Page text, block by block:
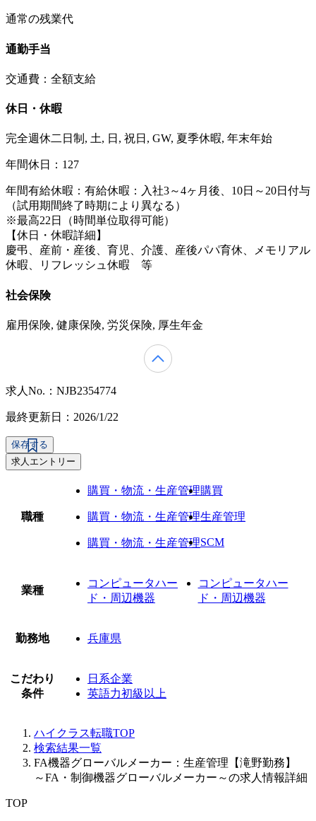
通常の残業代
通勤手当
交通費：全額支給
休日・休暇
完全週休二日制, 土, 日, 祝日, GW, 夏季休暇, 年末年始
年間休日：127
年間有給休暇：有給休暇：入社3～4ヶ月後、10日～20日付与
（試用期間終了時期により異なる）
※最高22日（時間単位取得可能）
【休日・休暇詳細】
慶弔、産前・産後、育児、介護、産後パパ育休、メモリアル
休暇、リフレッシュ休暇 等
社会保険
雇用保険, 健康保険, 労災保険, 厚生年金
求人No.：NJB2354774
最終更新日：2026/1/22
保存する
求人エントリー
職種
購買・物流・生産管理購買
購買・物流・生産管理生産管理
購買・物流・生産管理SCM
業種
コンピュータハー
ド・周辺機器
コンピュータハー
ド・周辺機器
勤務地 兵庫県
こだわり
条件
日系企業
英語力初級以上
ハイクラス転職TOP
検索結果一覧
FA機器グローバルメーカー：生産管理【滝野勤務】
～FA・制御機器グローバルメーカー～の求人情報詳細
TOP